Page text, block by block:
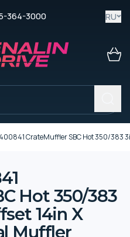
364-3000 RU
CrateMuffler SBC Hot 350/383
Hot 350/383
14in X
Muffler